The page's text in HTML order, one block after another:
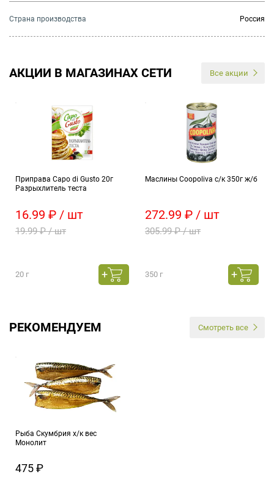
Страна производства Россия
АКЦИИ В МАГАЗИНАХ СЕТИ Все акции
Приправа Capo di Gusto 20г
Разрыхлитель теста
16.99 ₽ / шт
19.99 ₽ / шт
20 г
Маслины Coopoliva с/к 350г ж/б
272.99 ₽ / шт
305.99 ₽ / шт
350 г
РЕКОМЕНДУЕМ Смотреть все
Рыба Скумбрия х/к вес
Монолит
475 ₽